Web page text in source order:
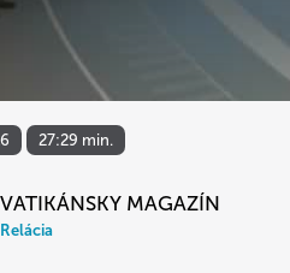
27:29 min.
VATIKÁNSKY MAGAZÍN
Relácia